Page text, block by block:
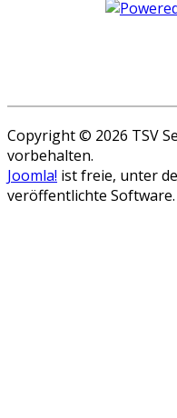
Copyright © 2026 TSV
vorbehalten.
Joomla! ist freie, unter
veröffentlichte Software.